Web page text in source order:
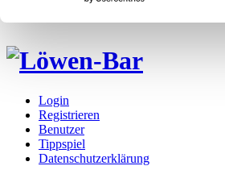
Login
Registrieren
Benutzer
Tippspiel
Datenschutzerklärung